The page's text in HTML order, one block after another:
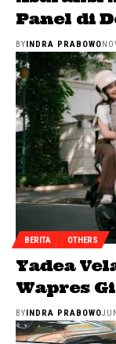
Panel di
BY INDRA PRABOWO
BERITA OTHERS
Yadea
Wapres
BYINDRA PRABOWO